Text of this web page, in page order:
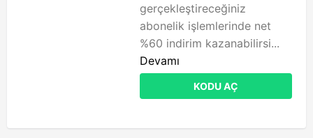
gerçekleştireceğiniz
abonelik işlemlerinde net
%60 indirim kazanabilirsi...
Devamı
KODU AÇ